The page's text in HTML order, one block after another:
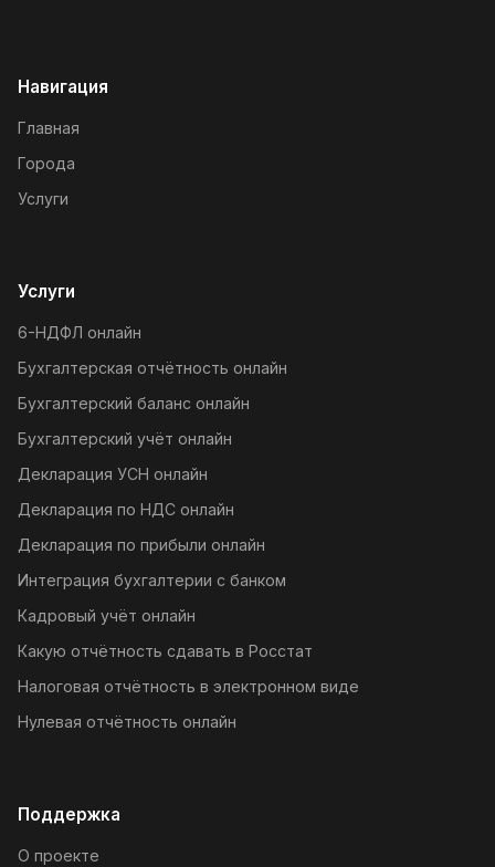
Навигация
Главная
Города
Услуги
Услуги
6-НДФЛ онлайн
Бухгалтерская отчётность онлайн
Бухгалтерский баланс онлайн
Бухгалтерский учёт онлайн
Декларация УСН онлайн
Декларация по НДС онлайн
Декларация по прибыли онлайн
Интеграция бухгалтерии с банком
Кадровый учёт онлайн
Какую отчётность сдавать в Росстат
Налоговая отчётность в электронном виде
Нулевая отчётность онлайн
Поддержка
О проекте